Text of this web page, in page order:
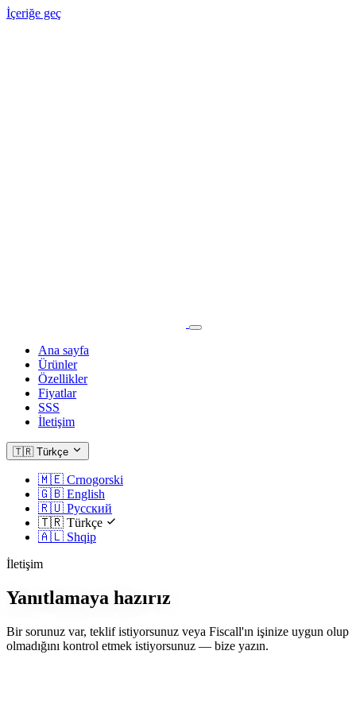
İçeriğe geç
Ana sayfa
Ürünler
Özellikler
Fiyatlar
SSS
İletişim
🇹🇷 Türkçe
🇲🇪 Crnogorski
🇬🇧 English
🇷🇺 Русский
🇹🇷 Türkçe
🇦🇱 Shqip
İletişim
Yanıtlamaya hazırız
Bir sorunuz var, teklif istiyorsunuz veya Fiscall'ın işinize uygun olup
olmadığını kontrol etmek istiyorsunuz — bize yazın.